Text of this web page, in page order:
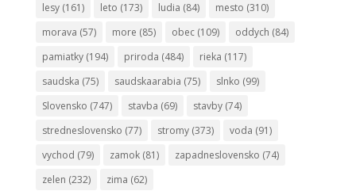
lesy(161) leto (173) ludia (84) mesto (310)
morava (57) more (85) obec(109) oddych (84)
pamiatky(194) priroda (484) rieka (117)
saudska (75) saudskaarabia (75) slnko (99)
Slovensko (747) stavba (69) stavby(74)
stredneslovensko (77) stromy(373) voda (91)
vychod (79) zamok(81) zapadneslovensko (74)
zelen (232) zima (62)